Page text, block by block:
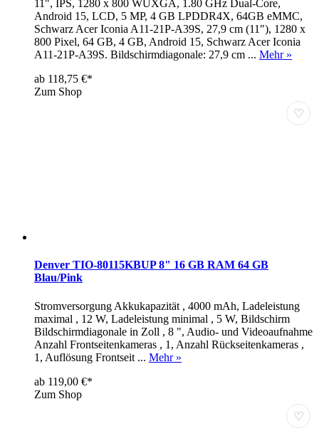
11", IPS, 1280 x 800 WUXGA, 1.80 GHz Dual-Core,
Android 15, LCD, 5 MP, 4 GB LPDDR4X, 64GB eMMC,
Schwarz Acer Iconia A11-21P-A39S, 27,9 cm (11"), 1280 x
800 Pixel, 64 GB, 4 GB, Android 15, Schwarz Acer Iconia
A11-21P-A39S. Bildschirmdiagonale: 27,9 cm ... Mehr »
ab 118,75 €*
Zum Shop
♡
Denver TIO-80115KBUP 8" 16 GB RAM 64 GB
Blau/Pink
Stromversorgung Akkukapazität , 4000 mAh, Ladeleistung
maximal , 12 W, Ladeleistung minimal , 5 W, Bildschirm
Bildschirmdiagonale in Zoll , 8 ", Audio- und Videoaufnahme
Anzahl Frontseitenkameras , 1, Anzahl Rückseitenkameras ,
1, Auflösung Frontseit ... Mehr »
ab 119,00 €*
Zum Shop
♡